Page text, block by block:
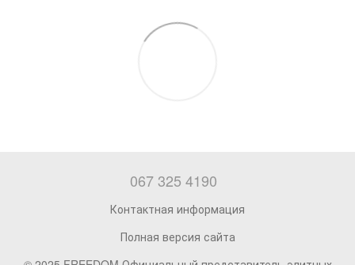
067 325 4190
Контактная информация
Полная версия сайта